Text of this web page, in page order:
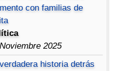
con familias de
2025
historia detrás